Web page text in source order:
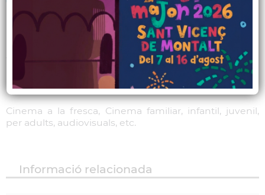
Tot cinema
Cinema a la fresca, Cinema
familiar, infantil, juvenil, per adults,
audiovisuals, etc.
Cinema a la fresca, Cinema familiar, infantil, juvenil,
per adults, audiovisuals, etc.
Informació relacionada